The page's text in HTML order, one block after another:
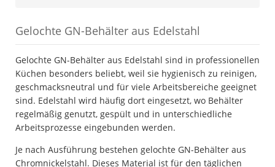
Gelochte GN-Behälter aus Edelstahl
Gelochte GN-Behälter aus Edelstahl sind in professionellen
Küchen besonders beliebt, weil sie hygienisch zu reinigen,
geschmacksneutral und für viele Arbeitsbereiche geeignet
sind. Edelstahl wird häufig dort eingesetzt, wo Behälter
regelmäßig genutzt, gespült und in unterschiedliche
Arbeitsprozesse eingebunden werden.
Je nach Ausführung bestehen gelochte GN-Behälter aus
Chromnickelstahl. Dieses Material ist für den täglichen